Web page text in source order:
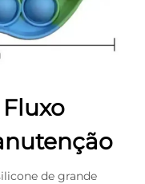
de grande